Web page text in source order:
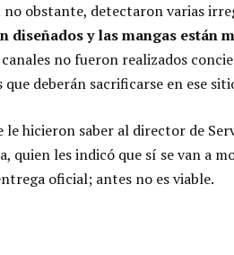
obstante, detectaron varias
y las mangas están
canales no fueron realizados
deberán sacrificarse en ese
le hicieron saber al director de
quien les indicó que sí se van a
oficial; antes no es viable.